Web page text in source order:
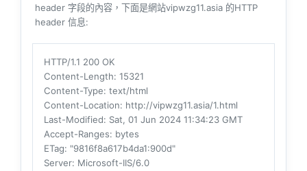
header 字段的內容，下面是網站vipwzg11.asia 的HTTP
header 信息:
HTTP/1.1 200 OK
Content-Length: 15321
Content-Type: text/html
Content-Location: http://vipwzg11.asia/1.html
Last-Modified: Sat, 01 Jun 2024 11:34:23 GMT
Accept-Ranges: bytes
ETag: "9816f8a617b4da1:900d"
Server: Microsoft-IIS/6.0